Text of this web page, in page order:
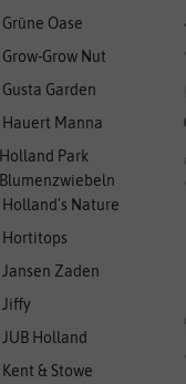
Grüne Oase
Grow-Grow Nut
Gusta Garden
Hauert Manna
Holland Park
Blumenzwiebeln
Holland's Nature
Hortitops
Jansen Zaden
Jiffy
JUB Holland
Kent & Stowe